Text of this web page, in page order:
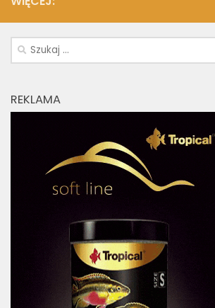
Szukaj:
REKLAMA